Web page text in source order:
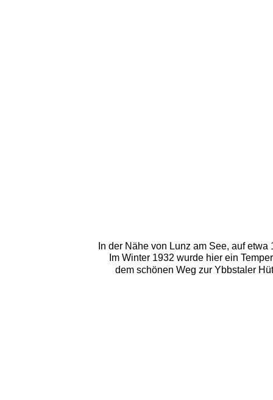
In der Nähe von Lunz am See, auf
Im Winter 1932 wurde hier ein
dem schönen Weg zur Ybbstaler